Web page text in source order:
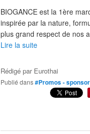
BIOGANCE est la 1ère
inspirée par la nature,
plus grand respect de nos
Lire la suite
Rédigé par Eurothai
Publié dans#Promos -